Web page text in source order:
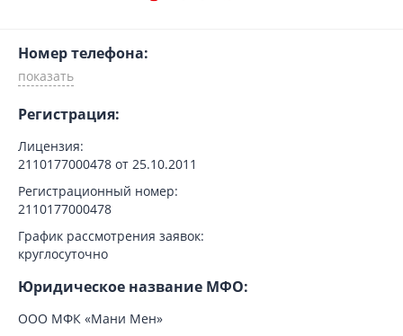
Номер телефона:
Регистрация:
Лицензия:
2110177000478 от 25.10.2011
Регистрационный номер:
2110177000478
График рассмотрения заявок:
круглосуточно
Юридическое название МФО:
ООО МФК «Мани Мен»